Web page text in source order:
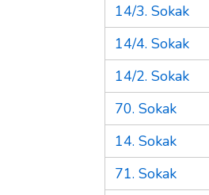
14/3. Sokak
14/4. Sokak
14/2. Sokak
70. Sokak
14. Sokak
71. Sokak